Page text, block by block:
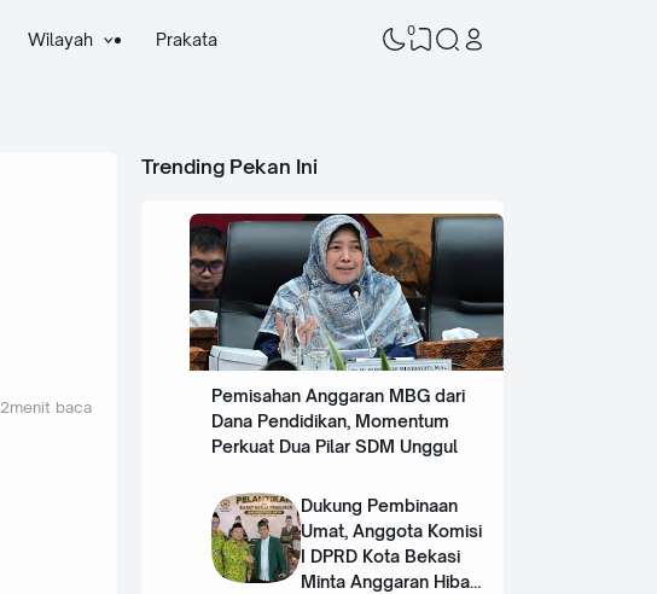
Wilayah Prakata 0
2menit baca
Trending Pekan Ini
Pemisahan Anggaran MBG dari
Dana Pendidikan, Momentum
Perkuat Dua Pilar SDM Unggul
Dukung Pembinaan
Umat, Anggota Komisi
I DPRD Kota Bekasi
Minta Anggaran Hibah